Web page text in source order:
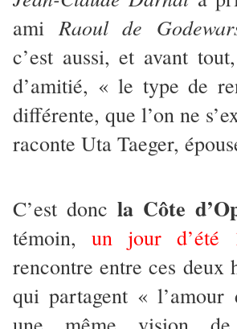
amiRaoul de
c’est aussi, et avant
d’amitié, « le type de
différente, que l’on ne
raconte Uta Taeger,
C’est donc la Côte
témoin, un jour d’été
rencontre entre ces deux
qui partagent «